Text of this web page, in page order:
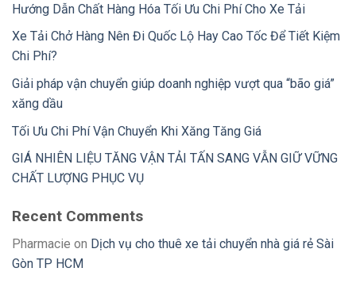
Hướng Dẫn Chất Hàng Hóa Tối Ưu Chi Phí Cho Xe Tải
Xe Tải Chở Hàng Nên Đi Quốc Lộ Hay Cao Tốc Để Tiết Kiệm
Chi Phí?
Giải pháp vận chuyển giúp doanh nghiệp vượt qua “bão giá”
xăng dầu
Tối Ưu Chi Phí Vận Chuyển Khi Xăng Tăng Giá
GIÁ NHIÊN LIỆU TĂNG VẬN TẢI TẤN SANG VẪN GIỮ VỮNG
CHẤT LƯỢNG PHỤC VỤ
Recent Comments
Pharmacie on Dịch vụ cho thuê xe tải chuyển nhà giá rẻ Sài
Gòn TP HCM